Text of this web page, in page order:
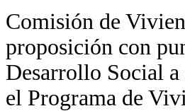
Comisión de
proposición con
Desarrollo Social
el Programa de